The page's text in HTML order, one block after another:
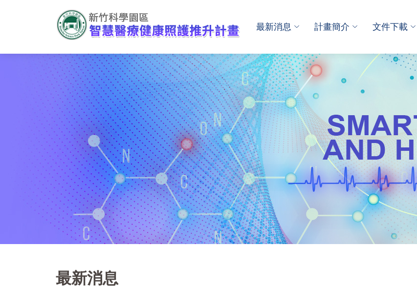
最新消息 計畫簡介 文件下載
最新消息